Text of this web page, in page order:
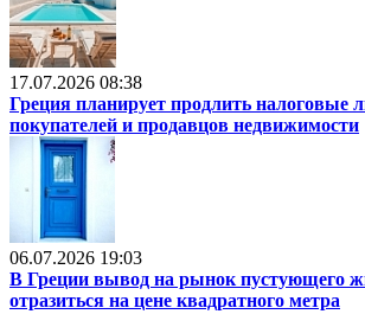
17.07.2026 08:38
Греция планирует продлить налоговые
покупателей и продавцов недвижимости
06.07.2026 19:03
В Греции вывод на рынок пустующего
отразиться на цене квадратного метра